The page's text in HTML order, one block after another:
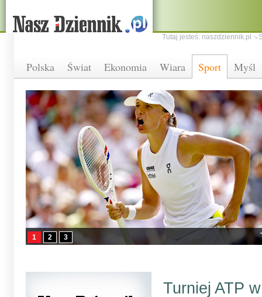
Polska Świat Ekonomia Wiara Sport Myśl
Tutaj jesteś: naszdziennik.pl
1 2 3
Turniej ATP w